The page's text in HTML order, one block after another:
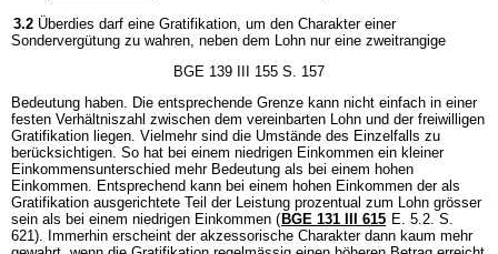
3.2 Überdies darf eine Gratifikation, um den Charakter einer
Sondervergütung zu wahren, neben dem Lohn nur eine zweitrangige
BGE 139 III 155 S. 157
Bedeutung haben. Die entsprechende Grenze kann nicht einfach in einer
festen Verhältniszahl zwischen dem vereinbarten Lohn und der freiwilligen
Gratifikation liegen. Vielmehr sind die Umstände des Einzelfalls zu
berücksichtigen. So hat bei einem niedrigen Einkommen ein kleiner
Einkommensunterschied mehr Bedeutung als bei einem hohen
Einkommen. Entsprechend kann bei einem hohen Einkommen der als
Gratifikation ausgerichtete Teil der Leistung prozentual zum Lohn grösser
sein als bei einem niedrigen Einkommen ( BGE 131 III 615 E. 5.2. S.
621). Immerhin erscheint der akzessorische Charakter dann kaum mehr